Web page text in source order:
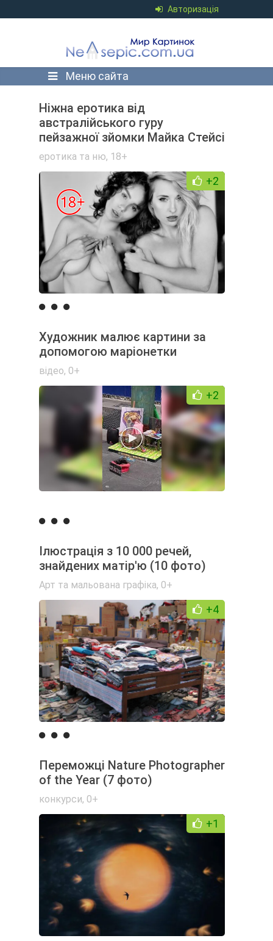
Авторизація
Меню сайта
Ніжна еротика від
австралійського гуру
пейзажної зйомки Майка Стейсі
еротика та ню, 18+
+2
Художник малює картини за
допомогою маріонетки
відео, 0+
+2
Ілюстрація з 10 000 речей,
знайдених матір'ю (10 фото)
Арт та мальована графіка, 0+
+4
Переможці Nature Photographer
of the Year (7 фото)
конкурси, 0+
+1